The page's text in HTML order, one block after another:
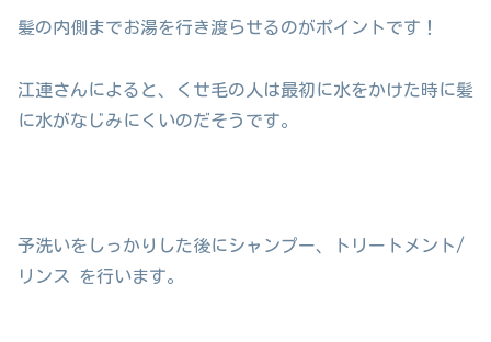
髪の内側までお湯を行き渡らせるのがポイントです！
江連さんによると、くせ毛の人は最初に水をかけた時に髪
に水がなじみにくいのだそうです。
予洗いをしっかりした後にシャンプー、トリートメント/
リンス を行います。